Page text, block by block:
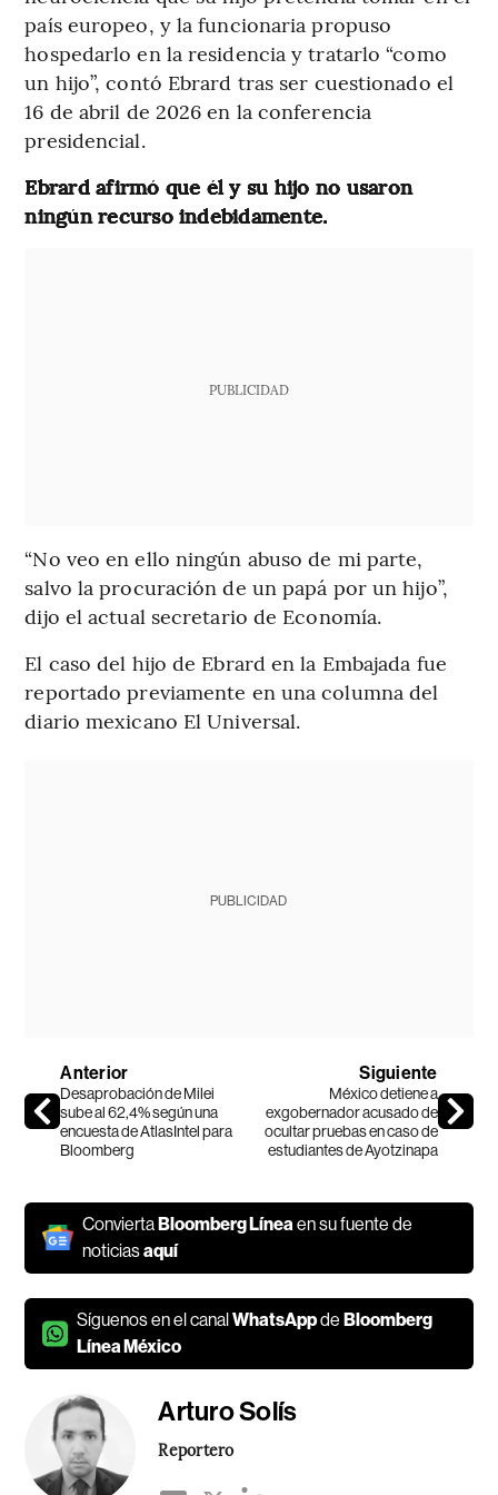
país europeo, y la funcionaria propuso
hospedarlo en la residencia y tratarlo “como
un hijo”, contó Ebrard tras ser cuestionado el
16 de abril de 2026 en la conferencia
presidencial.
Ebrard afirmó que él y su hijo no usaron
ningún recurso indebidamente.
PUBLICIDAD
“No veo en ello ningún abuso de mi parte,
salvo la procuración de un papá por un hijo”,
dijo el actual secretario de Economía.
El caso del hijo de Ebrard en la Embajada fue
reportado previamente en una columna del
diario mexicano El Universal.
PUBLICIDAD
Anterior
Desaprobación de Milei
sube al 62,4% según una
encuesta de AtlasIntel para
Bloomberg
Siguiente
México detiene a
exgobernador acusado de
ocultar pruebas en caso de
estudiantes de Ayotzinapa
ConviertaBloomberg Línea en su fuente de
noticiasaquí
Síguenos en el canalWhatsAppdeBloomberg
Línea México
Arturo Solís
Reportero